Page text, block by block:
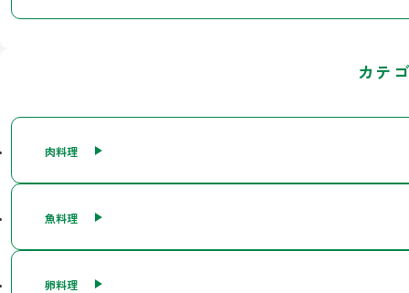
カテ
肉料理
魚料理
卵料理